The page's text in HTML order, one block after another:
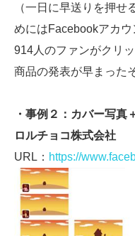
（一日に早送りを押せ
めにはFacebookアカ
914人のファンがクリ
商品の発表が早まった
・事例２：カバー写真
ロルチョコ株式会社
URL： https://